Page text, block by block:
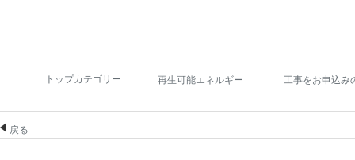
トップカテゴリー 再生可能エネルギー 工事をお申込み
戻る